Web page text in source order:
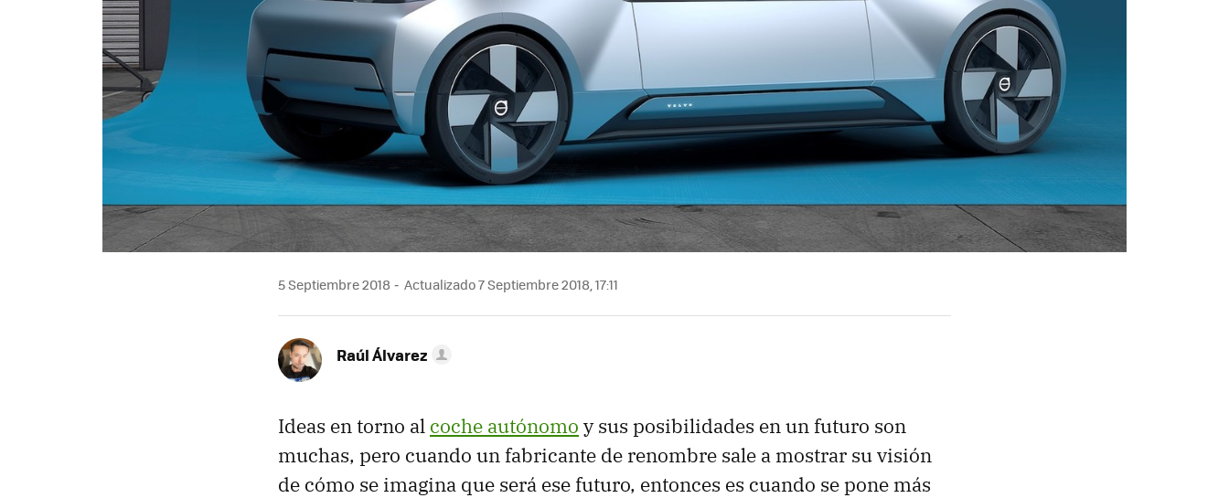
5 Septiembre 2018 Actualizado 7 Septiembre 2018, 17:11
Raúl Álvarez
Ideas en torno al coche autónomo y sus posibilidades en un futuro son
muchas, pero cuando un fabricante de renombre sale a mostrar su visión
de cómo se imagina que será ese futuro, entonces es cuando se pone más